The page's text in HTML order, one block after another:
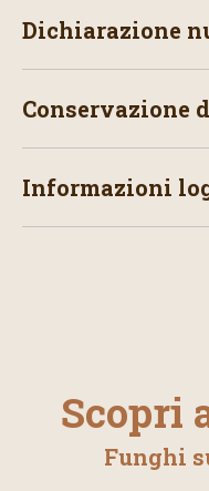
Dichiarazione
Conservazione
Informazioni
Scopri
Funghi